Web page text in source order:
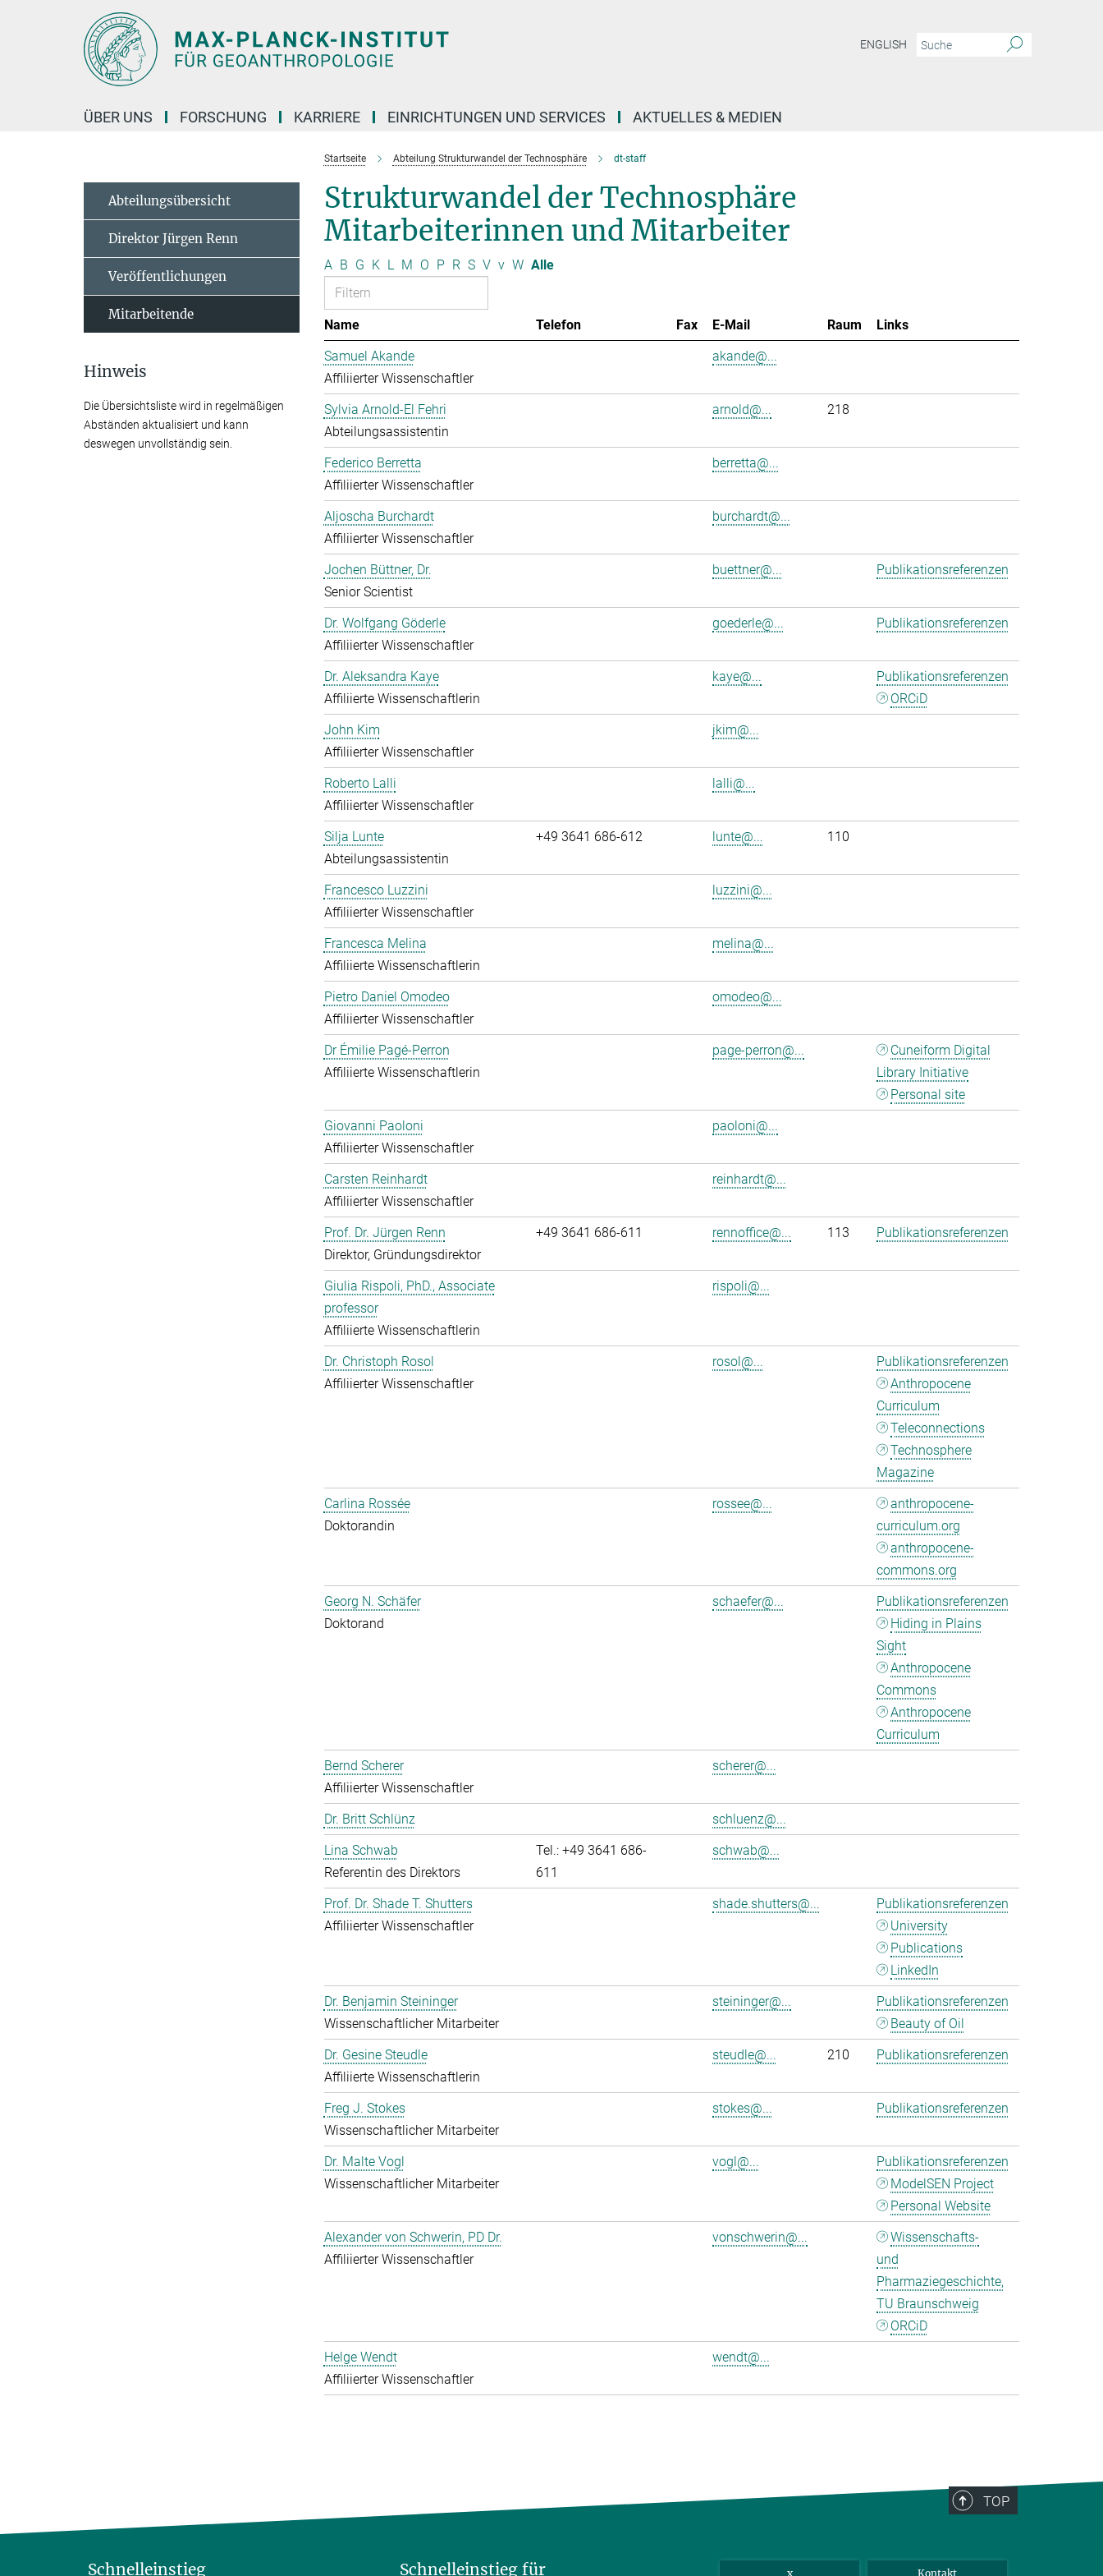
ENGLISH
ÜBER UNS FORSCHUNG KARRIERE EINRICHTUNGEN UND SERVICES AKTUELLES & MEDIEN
Startseite Abteilung Strukturwandel der Technosphäre dt-staff
Strukturwandel der Technosphäre
Mitarbeiterinnen und Mitarbeiter
A B G K L M O P R S V v W Alle
Name Telefon Fax E-Mail Raum
Links
Samuel Akande
Affiliierter Wissenschaftler
akande@...
Sylvia Arnold-El Fehri
Abteilungsassistentin
arnold@... 218
Federico Berretta
Affiliierter Wissenschaftler
berretta@...
Aljoscha Burchardt
Affiliierter Wissenschaftler
burchardt@...
Jochen Büttner, Dr.
Senior Scientist
buettner@... Publikationsreferenzen
Dr. Wolfgang Göderle
Affiliierter Wissenschaftler
goederle@... Publikationsreferenzen
Dr. Aleksandra Kaye
Affiliierte Wissenschaftlerin
kaye@...
Publikationsreferenzen
ORCiD
John Kim
Affiliierter Wissenschaftler
jkim@...
Roberto Lalli
Affiliierter Wissenschaftler
lalli@...
Silja Lunte
Abteilungsassistentin
+49 3641 686-612 lunte@... 110
Francesco Luzzini
Affiliierter Wissenschaftler
luzzini@...
Francesca Melina
Affiliierte Wissenschaftlerin
melina@...
Pietro Daniel Omodeo
Affiliierter Wissenschaftler
omodeo@...
Dr Émilie Pagé-Perron
Affiliierte Wissenschaftlerin
page-perron@...
Cuneiform Digital
Library Initiative
Personal site
Giovanni Paoloni
Affiliierter Wissenschaftler
paoloni@...
Carsten Reinhardt
Affiliierter Wissenschaftler
reinhardt@...
Prof. Dr. Jürgen Renn
Direktor, Gründungsdirektor
+49 3641 686-611 rennoffice@... 113 Publikationsreferenzen
Giulia Rispoli, PhD., Associate
professor
Affiliierte Wissenschaftlerin
rispoli@...
Dr. Christoph Rosol
Affiliierter Wissenschaftler
rosol@...
Publikationsreferenzen
Anthropocene
Curriculum
Teleconnections
Technosphere
Magazine
Carlina Rossée
Doktorandin
rossee@...
anthropocene-
curriculum.org
anthropocene-
commons.org
Georg N. Schäfer
Doktorand
schaefer@...
Publikationsreferenzen
Hiding in Plains
Sight
Anthropocene
Commons
Anthropocene
Curriculum
Bernd Scherer
Affiliierter Wissenschaftler
scherer@...
Dr. Britt Schlünz
schluenz@...
Lina Schwab
Referentin des Direktors
Tel.: +49 3641 686-
611
schwab@...
Prof. Dr. Shade T. Shutters
Affiliierter Wissenschaftler
shade.shutters@...
Publikationsreferenzen
University
Publications
LinkedIn
Dr. Benjamin Steininger
Wissenschaftlicher Mitarbeiter
steininger@...
Publikationsreferenzen
Beauty of Oil
Dr. Gesine Steudle
Affiliierte Wissenschaftlerin
steudle@... 210 Publikationsreferenzen
Freg J. Stokes
Wissenschaftlicher Mitarbeiter
stokes@... Publikationsreferenzen
Dr. Malte Vogl
Wissenschaftlicher Mitarbeiter
vogl@...
Publikationsreferenzen
ModelSEN Project
Personal Website
Alexander von Schwerin, PD Dr.
Affiliierter Wissenschaftler
vonschwerin@...
Wissenschafts-
und
Pharmaziegeschichte,
TU Braunschweig
ORCiD
Helge Wendt
Affiliierter Wissenschaftler
wendt@...
Abteilungsübersicht
Direktor Jürgen Renn
Veröffentlichungen
Mitarbeitende
Hinweis
Die Übersichtsliste wird in regelmäßigen
Abständen aktualisiert und kann
deswegen unvollständig sein.
TOP
Schnelleinstieg Schnelleinstieg für x Kontakt